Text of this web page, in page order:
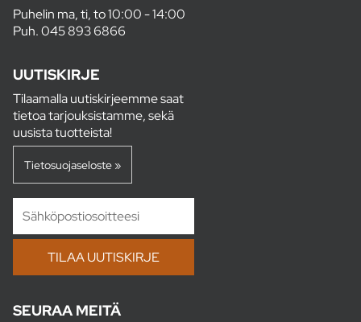
Puhelin ma, ti, to 10:00 - 14:00
Puh.045 893 6866
UUTISKIRJE
Tilaamalla uutiskirjeemme saat
tietoa tarjouksistamme, sekä
uusista tuotteista!
Tietosuojaseloste »
SEURAA MEITÄ